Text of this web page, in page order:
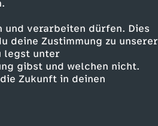
und verarbeiten dürfen. Dies
Zustimmung zu unserer
legst unter
gibst und welchen nicht.
Zukunft in deinen
Hand Drauf